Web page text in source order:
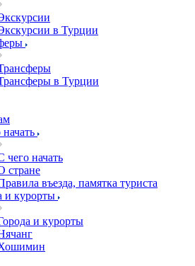
в Турции
в Турции
чего начать
стране
въезда, памятка туриста
и курорты
и курорты